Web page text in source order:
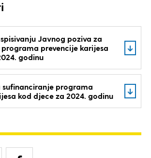
Javnog poziva za
prevencije karijesa
godinu
sufinanciranje programa
kod djece za 2024. godinu